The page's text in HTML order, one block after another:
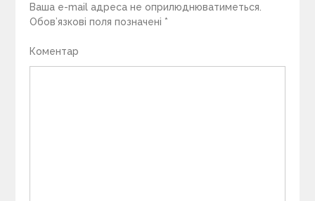
Ваша e-mail адреса не оприлюднюватиметься.
Обов’язкові поля позначені *
Коментар